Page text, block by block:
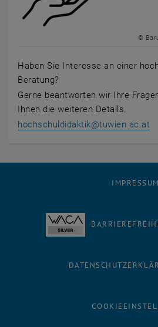
©
Haben Sie Interesse an einer
Beratung?
Gerne beantworten wir Ihre
Ihnen die weiteren Details.
hochschuldidaktik@tuwien.ac.at
IMPRESSUM